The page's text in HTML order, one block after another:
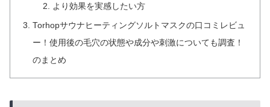
より効果を実感したい方
Torhopサウナヒーティングソルトマスクの口コミレビュ
ー！使用後の毛穴の状態や成分や刺激についても調査！
のまとめ